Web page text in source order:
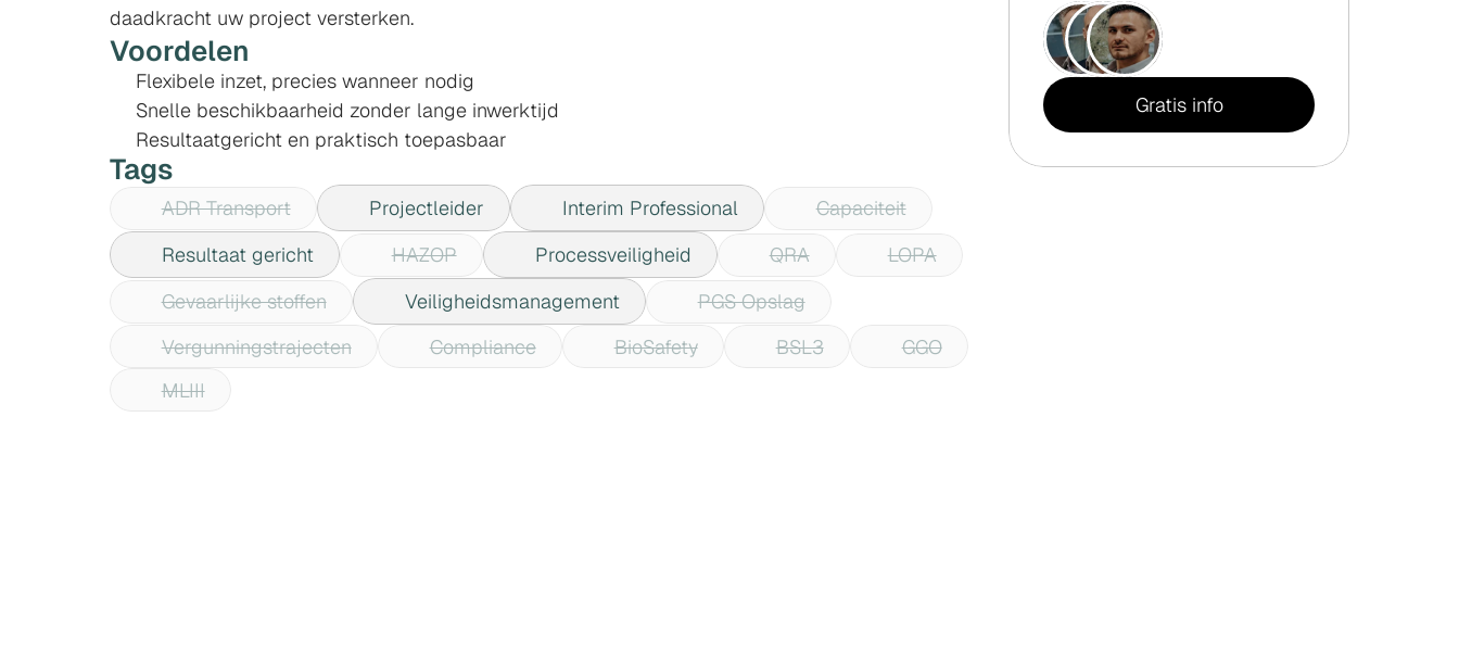
daadkracht uw project versterken.
Voordelen
Flexibele inzet, precies wanneer nodig
Snelle beschikbaarheid zonder lange inwerktijd
Resultaatgericht en praktisch toepasbaar
Tags
ADR Transport Projectleider Interim Professional
Capaciteit
Resultaat gericht
HAZOP Processveiligheid QRA
LOPA
Gevaarlijke stoffen
Veiligheidsmanagement
PGS Opslag
Vergunningstrajecten
Compliance BioSafety BSL3
GGO
MLIII
Gratis info